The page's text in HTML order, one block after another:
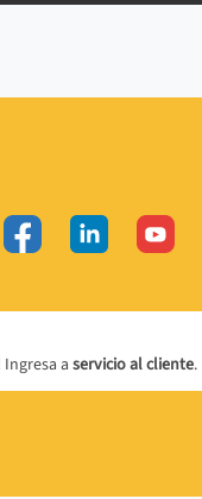
aservicio al cliente.